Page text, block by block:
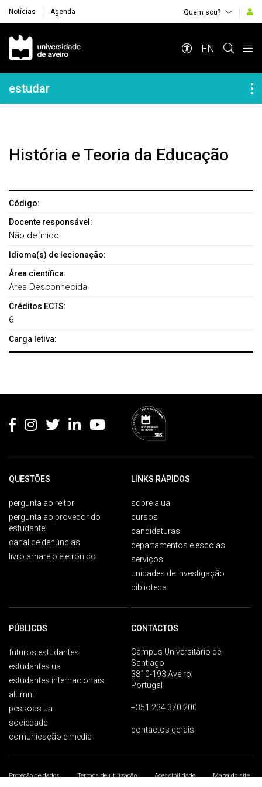
Notícias Agenda Quem sou?
Navegação Principal
EN
Navegação Lateral
estudar
História e Teoria da Educação
Código:
Docente responsável:
Não definido
Idioma(s) de lecionação:
Área científica:
Área Desconhecida
Créditos ECTS:
6
Carga letiva:
QUESTÕES
pergunta ao reitor
pergunta ao provedor do
estudante
canal de denúncias
livro amarelo eletrónico
LINKS RÁPIDOS
sobre a ua
cursos
candidaturas
departamentos e escolas
serviços
unidades de investigação
biblioteca
PÚBLICOS
futuros estudantes
estudantes ua
estudantes internacionais
alumni
pessoas ua
sociedade
comunicação e media
CONTACTOS
Campus Universitário de
Santiago
3810-193 Aveiro
Portugal
+351 234 370 200
contactos gerais
Proteção de dados Termos de utilização Acessibilidade
Mapa do site